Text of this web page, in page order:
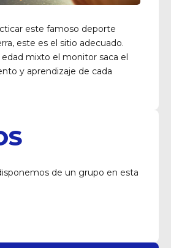
este famoso deporte
este es el sitio adecuado.
mixto el monitor saca el
y aprendizaje de cada
de un grupo en esta